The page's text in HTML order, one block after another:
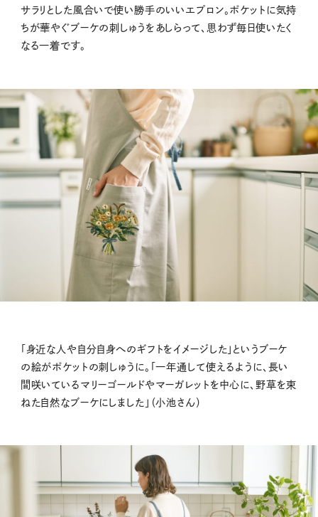
サラリとした風合いで使い勝手のいいエプロン。ポケットに気持
ちが華やぐブーケの刺しゅうをあしらって、思わず毎日使いたく
なる一着です。
「身近な人や自分自身へのギフトをイメージした」というブーケ
の絵がポケットの刺しゅうに。「一年通して使えるように、長い
間咲いているマリーゴールドやマーガレットを中心に、野草を束
ねた自然なブーケにしました」（小池さん）